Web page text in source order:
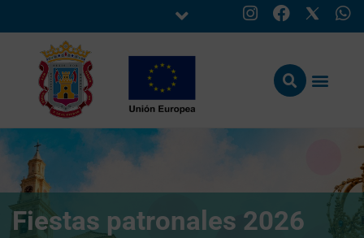
Fiestas patronales 2026